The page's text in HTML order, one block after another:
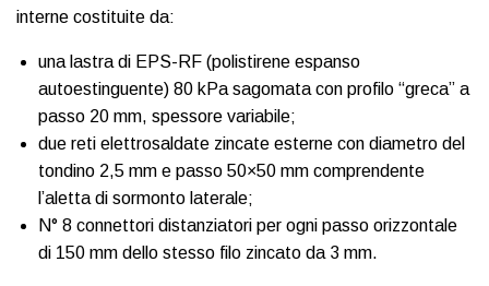
interne costituite da:
una lastra di EPS-RF (polistirene espanso
autoestinguente) 80 kPa sagomata con profilo “greca” a
passo 20 mm, spessore variabile;
due reti elettrosaldate zincate esterne con diametro del
tondino 2,5 mm e passo 50×50 mm comprendente
l’aletta di sormonto laterale;
N° 8 connettori distanziatori per ogni passo orizzontale
di 150 mm dello stesso filo zincato da 3 mm.